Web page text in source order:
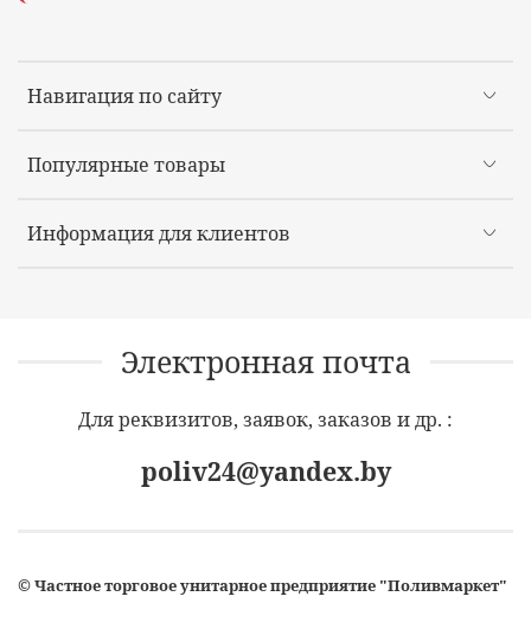
Навигация по сайту
Популярные товары
Информация для клиентов
Электронная почта
Для реквизитов, заявок, заказов и др. :
poliv24@yandex.by
©Частное торговое унитарное предприятие "Поливмаркет"